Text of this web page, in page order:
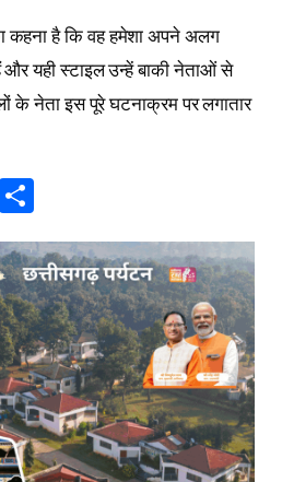
कहना है कि वह हमेशा अपने अलग
यही स्टाइल उन्हें बाकी नेताओं से
के नेता इस पूरे घटनाक्रम पर लगातार
Gmail